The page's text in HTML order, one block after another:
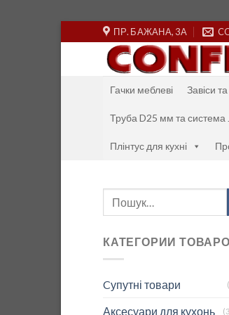
to
ПР. БАЖАНА, 3А
Гачки меблеві Завіси
Труба D25 мм та система
Плінтус для кухні
Шукати:
КАТЕГОРИИ
Cупутні товари
Аксесуари для кухонь